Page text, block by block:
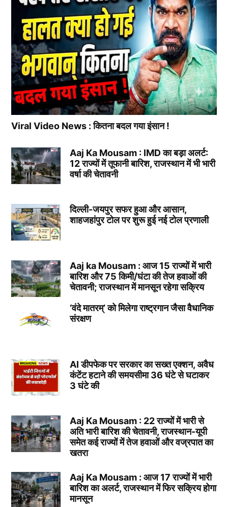
Viral Video News : कितना बदल गया इंसान !
Aaj Ka Mousam : IMD का बड़ा अलर्ट:
12 राज्यों में तूफानी बारिश, राजस्थान में भी भारी
वर्षा की चेतावनी
दिल्ली-जयपुर सफर हुआ और आसान,
शाहजहांपुर टोल पर शुरू हुई नई टोल प्रणाली
Aaj ka Mousam : आज 15 राज्यों में भारी
बारिश और 75 किमी/घंटा की तेज हवाओं की
चेतावनी; राजस्थान में मानसून रहेगा सक्रिय
‘वंदे मातरम्’ को मिलेगा राष्ट्रगान जैसा वैधानिक
संरक्षण
AI डीपफेक पर सरकार का सख्त एक्शन, अवैध
कंटेंट हटाने की समयसीमा 36 घंटे से घटाकर
3 घंटे की
Aaj Ka Mousam : 22 राज्यों में भारी से
अति भारी बारिश की चेतावनी, राजस्थान-यूपी
समेत कई राज्यों में तेज हवाओं और वज्रपात का
खतरा
Aaj Ka Mousam : आज 17 राज्यों में भारी
बारिश का अलर्ट, राजस्थान में फिर सक्रिय होगा
मानसून